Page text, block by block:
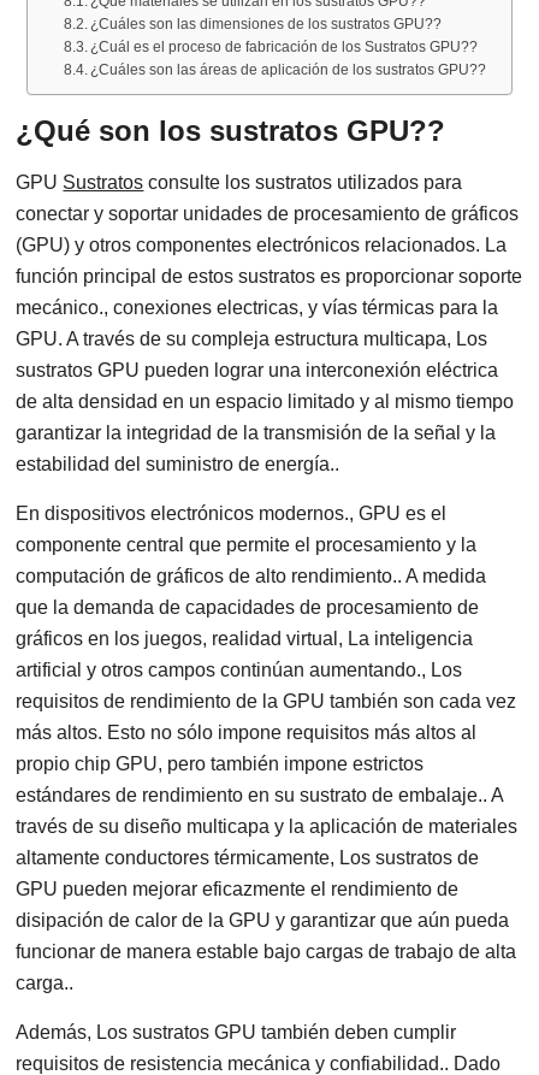
¿Cuáles son las dimensiones de los sustratos GPU??
¿Cuál es el proceso de fabricación de los Sustratos GPU??
¿Cuáles son las áreas de aplicación de los sustratos GPU??
¿Qué son los sustratos GPU??
GPU Sustratos consulte los sustratos utilizados para
conectar y soportar unidades de procesamiento de gráficos
(GPU) y otros componentes electrónicos relacionados. La
función principal de estos sustratos es proporcionar soporte
mecánico., conexiones electricas, y vías térmicas para la
GPU. A través de su compleja estructura multicapa, Los
sustratos GPU pueden lograr una interconexión eléctrica
de alta densidad en un espacio limitado y al mismo tiempo
garantizar la integridad de la transmisión de la señal y la
estabilidad del suministro de energía..
En dispositivos electrónicos modernos., GPU es el
componente central que permite el procesamiento y la
computación de gráficos de alto rendimiento.. A medida
que la demanda de capacidades de procesamiento de
gráficos en los juegos, realidad virtual, La inteligencia
artificial y otros campos continúan aumentando., Los
requisitos de rendimiento de la GPU también son cada vez
más altos. Esto no sólo impone requisitos más altos al
propio chip GPU, pero también impone estrictos
estándares de rendimiento en su sustrato de embalaje.. A
través de su diseño multicapa y la aplicación de materiales
altamente conductores térmicamente, Los sustratos de
GPU pueden mejorar eficazmente el rendimiento de
disipación de calor de la GPU y garantizar que aún pueda
funcionar de manera estable bajo cargas de trabajo de alta
carga..
Además, Los sustratos GPU también deben cumplir
requisitos de resistencia mecánica y confiabilidad.. Dado